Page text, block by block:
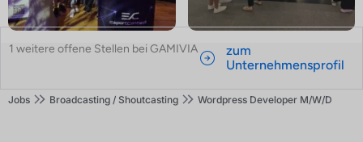
1 weitere offene Stellen bei GAMIVIA
zum
Unternehmensprofil
Jobs Broadcasting / Shoutcasting Wordpress Developer M/W/D